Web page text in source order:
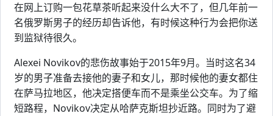
在网上订购一包花草茶听起来没什么大不了，但几年前一
名俄罗斯男子的经历却告诉他，有时候这种行为会把你送
到监狱待很久。
Alexei Novikov的悲伤故事始于2015年9月。当时这名34
岁的男子准备去接他的妻子和女儿，那时候他的妻女都住
在萨马拉地区，他决定搭便车而不是乘坐公交车。为了缩
短路程，Novikov决定从哈萨克斯坦抄近路。同时为了避